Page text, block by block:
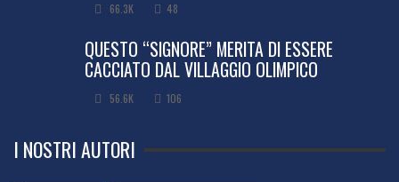
66.3K 48
QUESTO “SIGNORE” MERITA DI ESSERE
CACCIATO DAL VILLAGGIO OLIMPICO
56.6K 106
I NOSTRI AUTORI